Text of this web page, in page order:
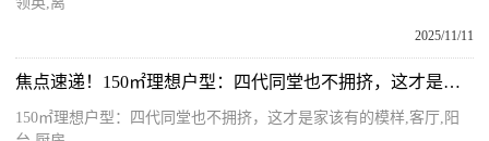
2025/11/11
焦点速递！150㎡理想户型：四代同堂也不拥挤，这才是家该有的模样
150㎡理想户型：四代同堂也不拥挤，这才是家该有的模样,客厅,阳